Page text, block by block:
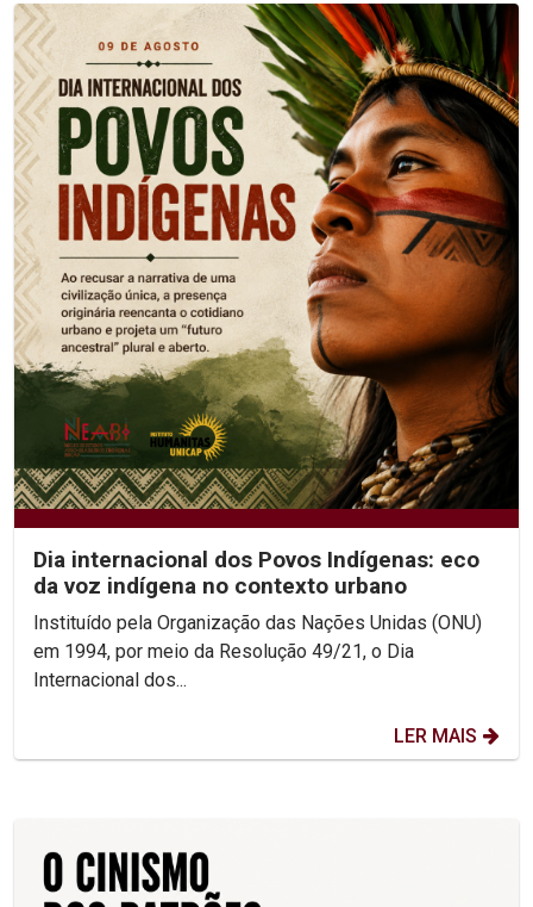
Dia internacional dos Povos Indígenas: eco
da voz indígena no contexto urbano
Instituído pela Organização das Nações Unidas (ONU)
em 1994, por meio da Resolução 49/21, o Dia
Internacional dos...
LER MAIS